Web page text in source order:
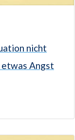
nicht
Angst